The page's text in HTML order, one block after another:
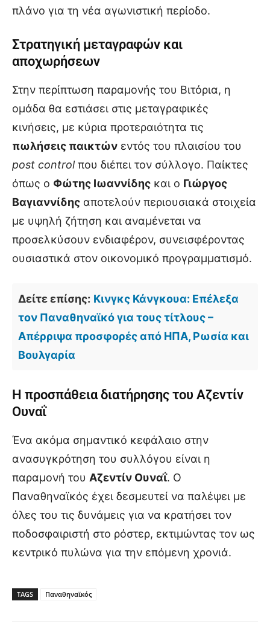
πλάνο για τη νέα αγωνιστική περίοδο.
Στρατηγική μεταγραφών και
αποχωρήσεων
Στην περίπτωση παραμονής του Βιτόρια, η
ομάδα θα εστιάσει στις μεταγραφικές
κινήσεις, με κύρια προτεραιότητα τις
πωλήσεις παικτών εντός του πλαισίου του
post controlπου διέπει τον σύλλογο. Παίκτες
όπως ο Φώτης Ιωαννίδης και ο Γιώργος
Βαγιαννίδης αποτελούν περιουσιακά στοιχεία
με υψηλή ζήτηση και αναμένεται να
προσελκύσουν ενδιαφέρον, συνεισφέροντας
ουσιαστικά στον οικονομικό προγραμματισμό.
Δείτε επίσης: Κινγκς Κάνγκουα: Επέλεξα
τον Παναθηναϊκό για τους τίτλους –
Απέρριψα προσφορές από ΗΠΑ, Ρωσία και
Βουλγαρία
Η προσπάθεια διατήρησης του Αζεντίν
Ουναΐ
Ένα ακόμα σημαντικό κεφάλαιο στην
ανασυγκρότηση του συλλόγου είναι η
παραμονή του Αζεντίν Ουναΐ. Ο
Παναθηναϊκός έχει δεσμευτεί να παλέψει με
όλες του τις δυνάμεις για να κρατήσει τον
ποδοσφαιριστή στο ρόστερ, εκτιμώντας τον ως
κεντρικό πυλώνα για την επόμενη χρονιά.
TAGS Παναθηναϊκός